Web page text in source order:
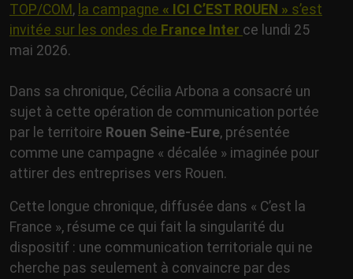
TOP/COM, la campagne « ICI C’EST ROUEN » s’est
invitée sur les ondes de France Inter ce lundi 25
mai 2026.
Dans sa chronique, Cécilia Arbona a consacré un
sujet à cette opération de communication portée
par le territoire Rouen Seine-Eure, présentée
comme une campagne « décalée » imaginée pour
attirer des entreprises vers Rouen.
Cette longue chronique, diffusée dans « C’est la
France », résume ce qui fait la singularité du
dispositif : une communication territoriale qui ne
cherche pas seulement à convaincre par des